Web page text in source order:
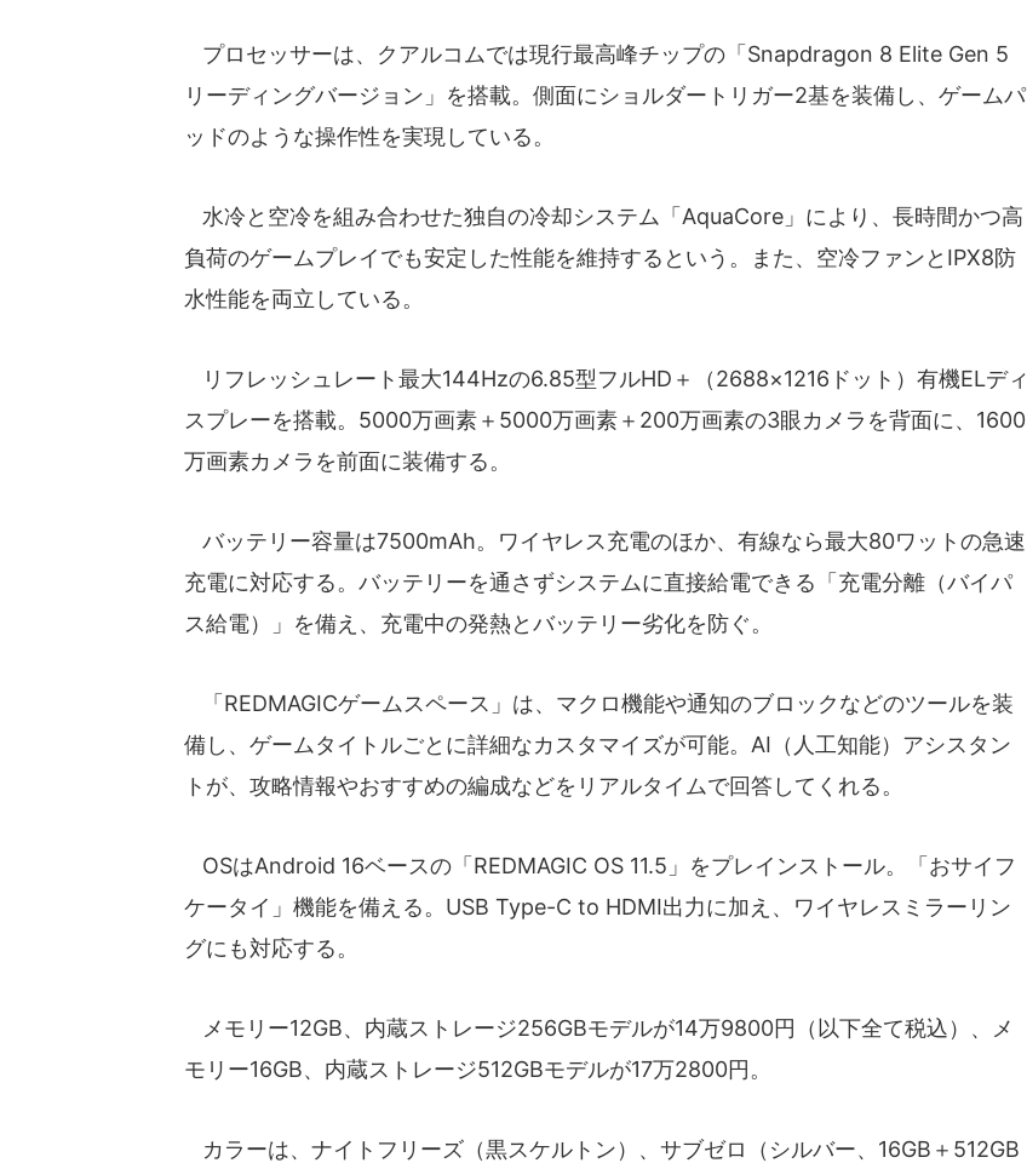
プロセッサーは、クアルコムでは現行最高峰チップの「Snapdragon 8 Elite Gen 5
リーディングバージョン」を搭載。側面にショルダートリガー2基を装備し、ゲームパ
ッドのような操作性を実現している。
水冷と空冷を組み合わせた独自の冷却システム「AquaCore」により、長時間かつ高
負荷のゲームプレイでも安定した性能を維持するという。また、空冷ファンとIPX8防
水性能を両立している。
リフレッシュレート最大144Hzの6.85型フルHD＋（2688×1216ドット）有機ELディ
スプレーを搭載。5000万画素＋5000万画素＋200万画素の3眼カメラを背面に、1600
万画素カメラを前面に装備する。
バッテリー容量は7500mAh。ワイヤレス充電のほか、有線なら最大80ワットの急速
充電に対応する。バッテリーを通さずシステムに直接給電できる「充電分離（バイパ
ス給電）」を備え、充電中の発熱とバッテリー劣化を防ぐ。
「REDMAGICゲームスペース」は、マクロ機能や通知のブロックなどのツールを装
備し、ゲームタイトルごとに詳細なカスタマイズが可能。AI（人工知能）アシスタン
トが、攻略情報やおすすめの編成などをリアルタイムで回答してくれる。
OSはAndroid 16ベースの「REDMAGIC OS 11.5」をプレインストール。「おサイフ
ケータイ」機能を備える。USB Type-C to HDMI出力に加え、ワイヤレスミラーリン
グにも対応する。
メモリー12GB、内蔵ストレージ256GBモデルが14万9800円（以下全て税込）、メ
モリー16GB、内蔵ストレージ512GBモデルが17万2800円。
カラーは、ナイトフリーズ（黒スケルトン）、サブゼロ（シルバー、16GB＋512GB